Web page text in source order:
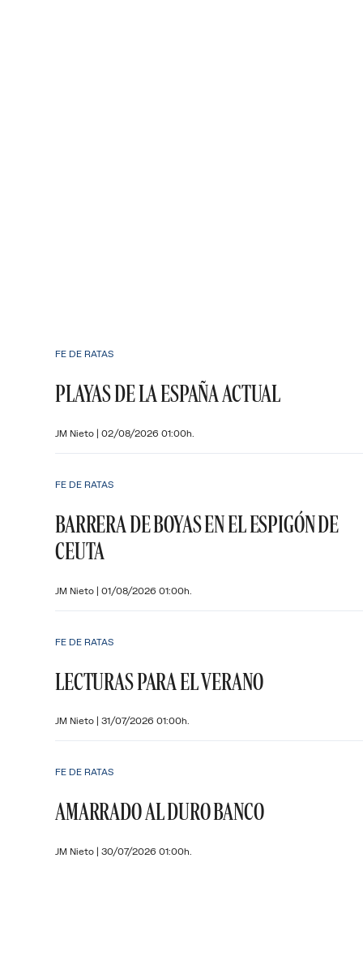
FE DE RATAS
PLAYAS DE LA ESPAÑA ACTUAL
JM Nieto | 02/08/2026 01:00h.
FE DE RATAS
BARRERA DE BOYAS EN EL ESPIGÓN DE
CEUTA
JM Nieto | 01/08/2026 01:00h.
FE DE RATAS
LECTURAS PARA EL VERANO
JM Nieto | 31/07/2026 01:00h.
FE DE RATAS
AMARRADO AL DURO BANCO
JM Nieto | 30/07/2026 01:00h.